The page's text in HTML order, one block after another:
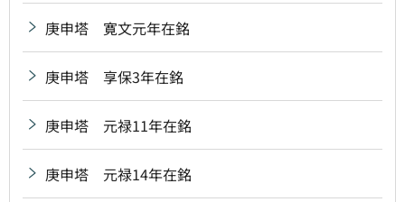
庚申塔 寛文元年在銘
庚申塔 享保3年在銘
庚申塔 元禄11年在銘
庚申塔 元禄14年在銘